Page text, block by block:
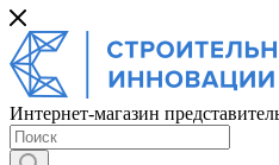
Интернет-магазин